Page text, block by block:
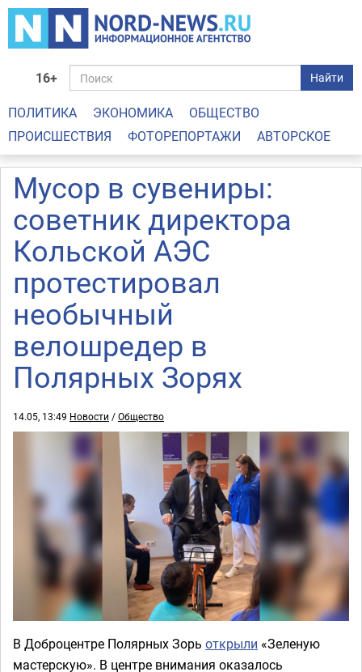
16+ Найти
ПОЛИТИКА ЭКОНОМИКА
ОБЩЕСТВО
ПРОИСШЕСТВИЯ
ФОТОРЕПОРТАЖИ АВТОРСКОЕ
Мусор в сувениры:
советник директора
Кольской АЭС
протестировал
необычный
велошредер в
Полярных Зорях
14.05, 13:49 Новости /Общество
В Доброцентре Полярных Зорь открыли «Зеленую
мастерскую». В центре внимания оказалось